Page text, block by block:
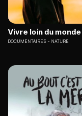
Vivre loin du monde
DOCUMENTAIRES NATURE